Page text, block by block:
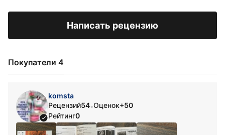
Написать рецензию
Покупатели 4
komsta
Рецензий54•Оценок+50
Рейтинг0